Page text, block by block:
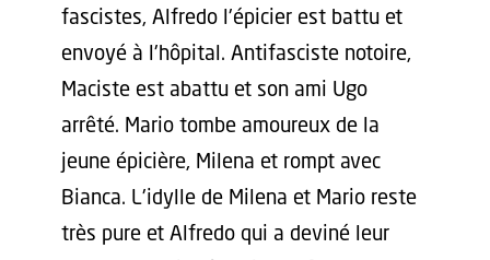
fascistes, Alfredo l'épicier est battu et
envoyé à l'hôpital. Antifasciste notoire,
Maciste est abattu et son ami Ugo
arrêté. Mario tombe amoureux de la
jeune épicière, Milena et rompt avec
Bianca. L'idylle de Milena et Mario reste
très pure et Alfredo qui a deviné leur